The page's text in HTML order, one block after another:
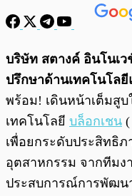
บริษัท สตางค์ อินโนเ
ปรึกษาด้านเทคโนโล
พร้อม! เดินหน้าเต็มสูบ
เทคโนโลยี บล็อกเชน (
เพื่อยกระดับประสิทธิ
อุตสาหกรรม จากทีม
ประสบการณ์การพัฒน